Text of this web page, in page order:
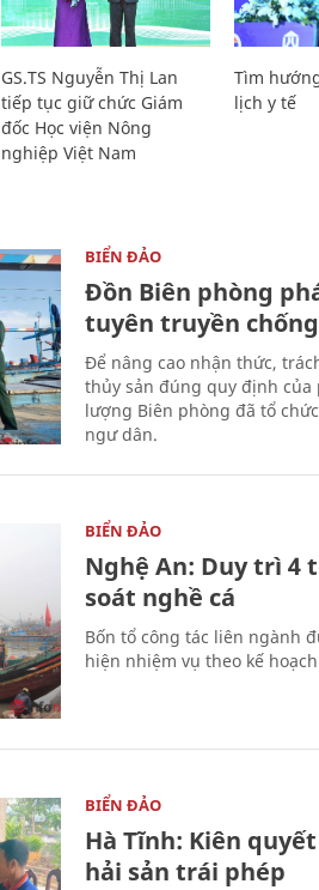
GS.TS Nguyễn Thị Lan
tiếp tục giữ chức Giám
đốc Học viện Nông
nghiệp Việt Nam
Tìm
lịch y tế
BIỂN ĐẢO
Đồn Biên phòng
tuyên truyền
Để nâng cao nhận thức,
thủy sản đúng quy định của
lượng Biên phòng đã tổ
ngư dân.
BIỂN ĐẢO
Nghệ An: Duy trì 4
soát nghề cá
Bốn tổ công tác liên ngành
hiện nhiệm vụ theo kế
BIỂN ĐẢO
Hà Tĩnh: Kiên
hải sản trái phép